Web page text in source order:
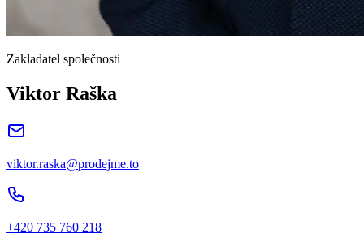
Zakladatel společnosti
Viktor Raška
viktor.raska@prodejme.to
+420 735 760 218